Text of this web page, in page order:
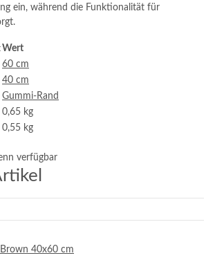
ein, während die Funktionalität für
Wert
60 cm
40 cm
Gummi-Rand
0,65 kg
0,55 kg
verfügbar